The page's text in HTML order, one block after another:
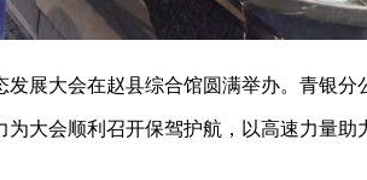
展大会在赵县综合馆圆满举办。青银分
大会顺利召开保驾护航，以高速力量助